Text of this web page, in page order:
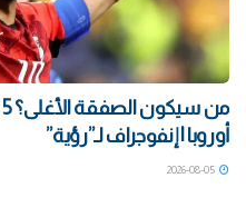
أوروبا | إنفوجراف لـ”رؤية”